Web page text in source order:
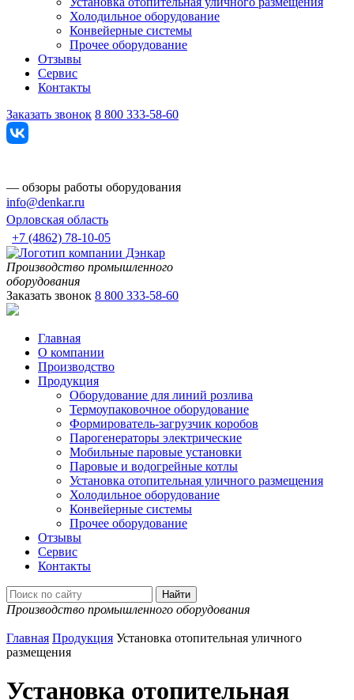
Холодильное оборудование
Конвейерные системы
Прочее оборудование
Отзывы
Сервис
Контакты
Заказать звонок 8 800 333-58-60
— обзоры работы оборудования
info@denkar.ru
Орловская область
+7 (4862) 78-10-05
Производство промышленного
оборудования
Заказать звонок 8 800 333-58-60
Главная
О компании
Производство
Продукция
Оборудование для линий розлива
Термоупаковочное оборудование
Формирователь-загрузчик коробов
Парогенераторы электрические
Мобильные паровые установки
Паровые и водогрейные котлы
Установка отопительная уличного размещения
Холодильное оборудование
Конвейерные системы
Прочее оборудование
Отзывы
Сервис
Контакты
Производство промышленного оборудования
Главная Продукция Установка отопительная уличного
размещения
Установка отопительная